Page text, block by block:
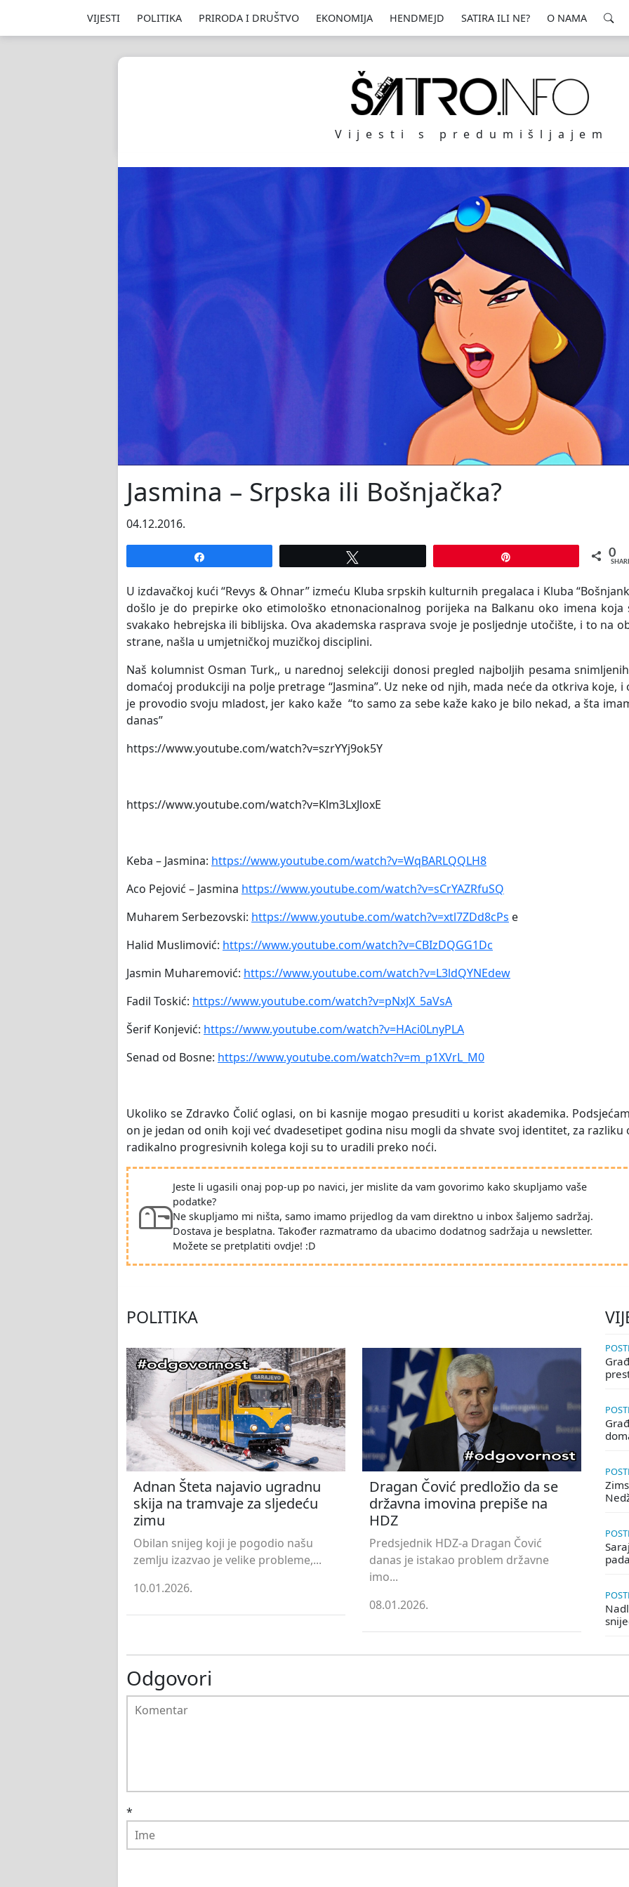
VIJESTI POLITIKA PRIRODA I DRUŠTVO EKONOMIJA HENDMEJD SATIRA ILI NE? O NAMA
Vijesti s predumišljajem
Jasmina – Srpska ili Bošnjačka?
04.12.2016.
0
U izdavačkoj kući “Revys & Ohnar” izmeću Kluba srpskih kulturnih pregalaca i Kluba
došlo je do prepirke oko etimološko etnonacionalnog porijeka na Balkanu oko imena koja
svakako hebrejska ili biblijska. Ova akademska rasprava svoje je posljednje utočište, i to na
strane, našla u umjetničkoj muzičkoj disciplini.
Naš kolumnist Osman Turk,, u narednoj selekciji donosi pregled najboljih pesama
domaćoj produkciji na polje pretrage “Jasmina”. Uz neke od njih, mada neće da otkriva koje, i
je provodio svoju mladost, jer kako kaže “to samo za sebe kaže kako je bilo nekad, a šta
danas”
https://www.youtube.com/watch?v=szrYYj9ok5Y
https://www.youtube.com/watch?v=Klm3LxJloxE
Keba – Jasmina: https://www.youtube.com/watch?v=WqBARLQQLH8
Aco Pejović – Jasmina https://www.youtube.com/watch?v=sCrYAZRfuSQ
Muharem Serbezovski: https://www.youtube.com/watch?v=xtl7ZDd8cPs e
Halid Muslimović: https://www.youtube.com/watch?v=CBIzDQGG1Dc
Jasmin Muharemović: https://www.youtube.com/watch?v=L3ldQYNEdew
Fadil Toskić: https://www.youtube.com/watch?v=pNxJX_5aVsA
Šerif Konjević: https://www.youtube.com/watch?v=HAci0LnyPLA
Senad od Bosne: https://www.youtube.com/watch?v=m_p1XVrL_M0
Ukoliko se Zdravko Čolić oglasi, on bi kasnije mogao presuditi u korist akademika.
on je jedan od onih koji već dvadesetipet godina nisu mogli da shvate svoj identitet, za razliku
radikalno progresivnih kolega koji su to uradili preko noći.
Jeste li ugasili onaj pop-up po navici, jer mislite da vam govorimo kako skupljamo vaše
podatke?
Ne skupljamo mi ništa, samo imamo prijedlog da vam direktno u inbox šaljemo sadržaj.
Dostava je besplatna. Također razmatramo da ubacimo dodatnog sadržaja u newsletter.
Možete se pretplatiti ovdje! :D
POLITIKA
Adnan Šteta najavio ugradnu
skija na tramvaje za sljedeću
zimu
Obilan snijeg koji je pogodio našu
zemlju izazvao je velike probleme,...
10.01.2026.
Dragan Čović predložio da se
državna imovina prepiše na
HDZ
Predsjednik HDZ-a Dragan Čović
danas je istakao problem državne
imo...
08.01.2026.
Odgovori
*